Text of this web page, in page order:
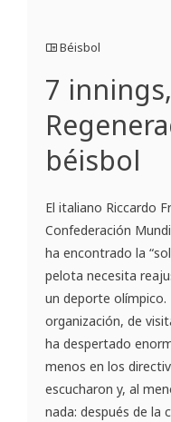
Béisbol
7
béisbol
El italiano Riccardo
Confederación
ha encontrado la
pelota necesita
un deporte
organización, de
ha despertado
menos en los
escucharon y, al
nada: después de la